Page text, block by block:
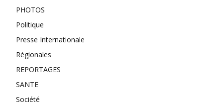
PHOTOS
Politique
Presse Internationale
Régionales
REPORTAGES
SANTE
Société